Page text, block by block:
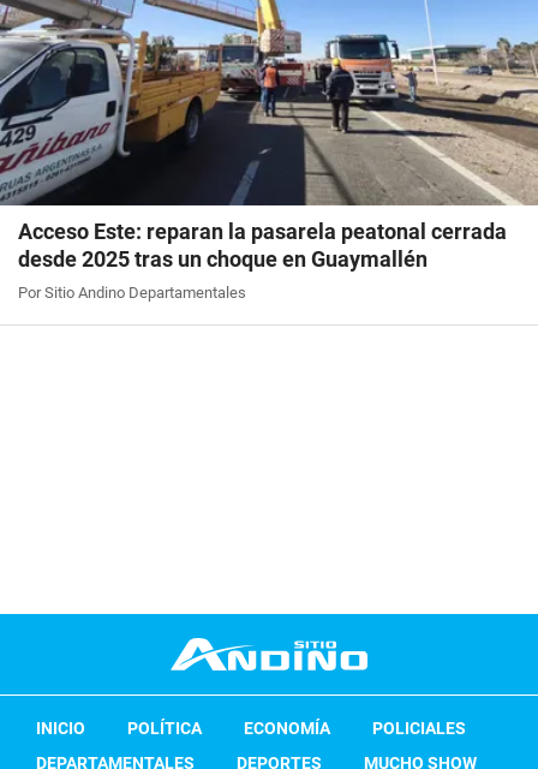
Acceso Este: reparan la pasarela peatonal cerrada
desde 2025 tras un choque en Guaymallén
Por Sitio Andino Departamentales
INICIO POLÍTICA ECONOMÍA
POLICIALES
DEPARTAMENTALES
DEPORTES MUCHO SHOW